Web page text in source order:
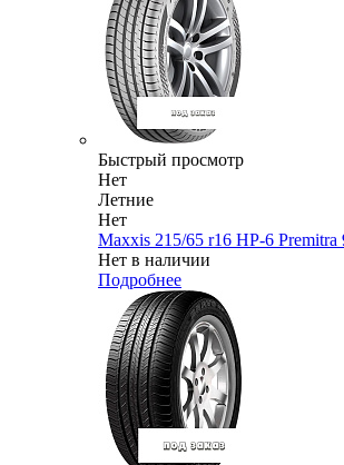
Быстрый просмотр
Нет
Летние
Нет
Maxxis 215/65 r16 HP-6 Premitra
Нет в наличии
Подробнее